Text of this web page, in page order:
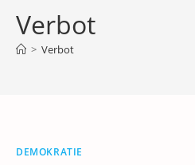
Verbot
> Verbot
DEMOKRATIE